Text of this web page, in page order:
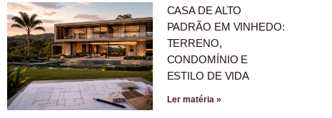
CASA DE ALTO
PADRÃO EM VINHEDO:
TERRENO,
CONDOMÍNIO E
ESTILO DE VIDA
Ler matéria »